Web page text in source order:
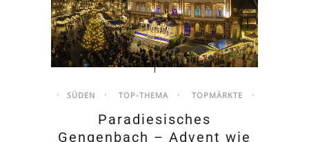
SÜDEN TOP-THEMA TOPMÄRKTE
Paradiesisches
Gengenbach – Advent wie